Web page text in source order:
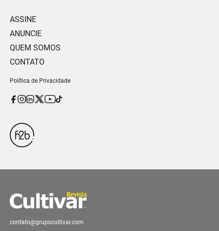
ASSINE
ANUNCIE
QUEM SOMOS
CONTATO
Política de Privacidade
contato@grupocultivar.com